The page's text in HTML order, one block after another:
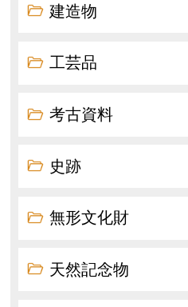
建造物
工芸品
考古資料
史跡
無形文化財
天然記念物